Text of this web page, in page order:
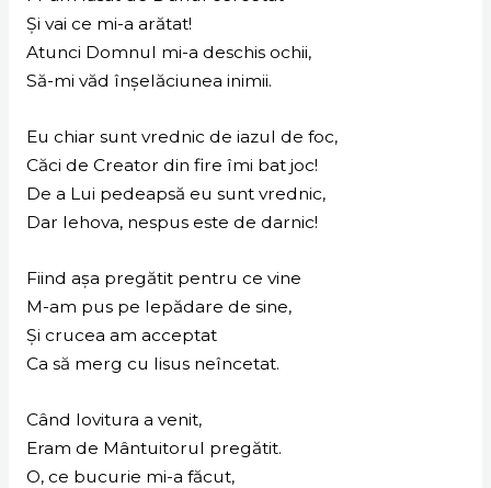
Și vai ce mi-a arătat!
Atunci Domnul mi-a deschis ochii,
Să-mi văd înșelăciunea inimii.
Eu chiar sunt vrednic de iazul de foc,
Căci de Creator din fire îmi bat joc!
De a Lui pedeapsă eu sunt vrednic,
Dar Iehova, nespus este de darnic!
Fiind așa pregătit pentru ce vine
M-am pus pe lepădare de sine,
Și crucea am acceptat
Ca să merg cu Iisus neîncetat.
Când lovitura a venit,
Eram de Mântuitorul pregătit.
O, ce bucurie mi-a făcut,